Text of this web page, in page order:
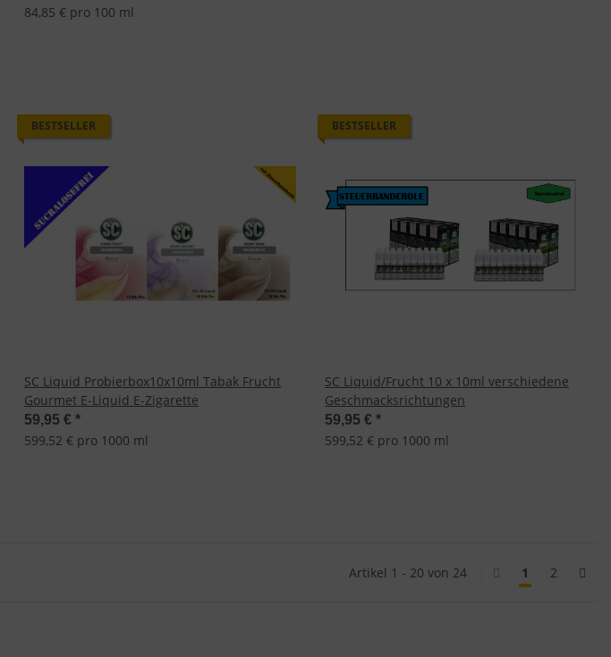
84,85 € pro 100 ml
BESTSELLER
SC Liquid Probierbox10x10ml Tabak Frucht
Gourmet E-Liquid E-Zigarette
59,95 € *
599,52 € pro 1000 ml
BESTSELLER
SC Liquid/Frucht 10 x 10ml verschiedene
Geschmacksrichtungen
59,95 € *
599,52 € pro 1000 ml
Artikel 1 - 20 von 24 1 2